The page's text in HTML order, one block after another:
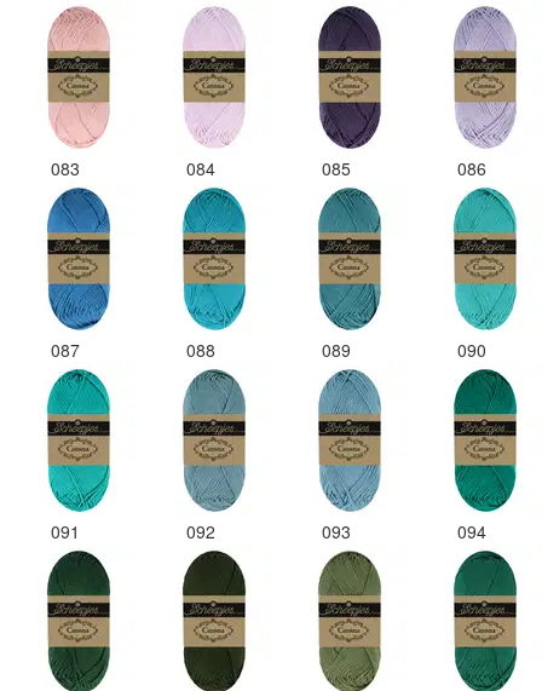
083 084 085 086
087 088 089 090
091 092 093 094